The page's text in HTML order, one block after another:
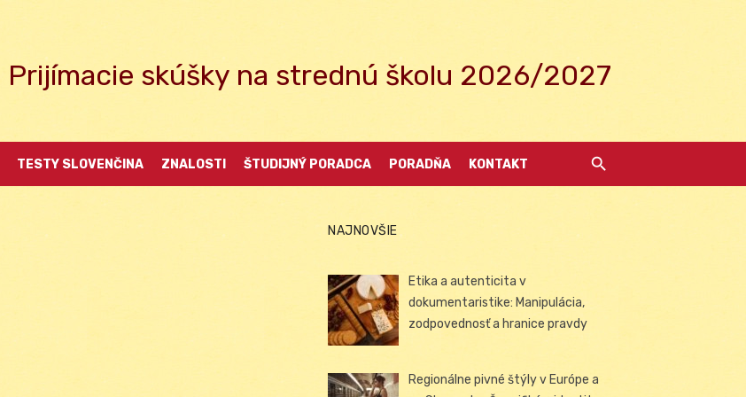
Prijímacie skúšky na strednú školu 2026/2027
TESTY SLOVENČINA ZNALOSTI ŠTUDIJNÝ PORADCA PORADŇA KONTAKT
NAJNOVŠIE
Etika a autenticita v
dokumentaristike: Manipulácia,
zodpovednosť a hranice pravdy
Regionálne pivné štýly v Európe a